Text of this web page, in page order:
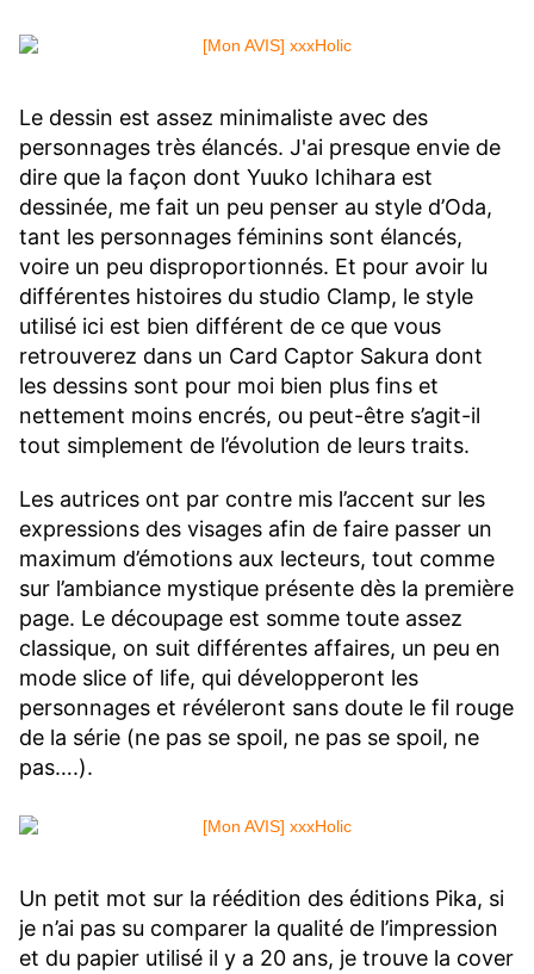
Le dessin est assez minimaliste avec des
personnages très élancés. J'ai presque envie de
dire que la façon dont Yuuko Ichihara est
dessinée, me fait un peu penser au style d’Oda,
tant les personnages féminins sont élancés,
voire un peu disproportionnés. Et pour avoir lu
différentes histoires du studio Clamp, le style
utilisé ici est bien différent de ce que vous
retrouverez dans un Card Captor Sakura dont
les dessins sont pour moi bien plus fins et
nettement moins encrés, ou peut-être s’agit-il
tout simplement de l’évolution de leurs traits.
Les autrices ont par contre mis l’accent sur les
expressions des visages afin de faire passer un
maximum d’émotions aux lecteurs, tout comme
sur l’ambiance mystique présente dès la première
page. Le découpage est somme toute assez
classique, on suit différentes affaires, un peu en
mode slice of life, qui développeront les
personnages et révéleront sans doute le fil rouge
de la série (ne pas se spoil, ne pas se spoil, ne
pas….).
Un petit mot sur la réédition des éditions Pika, si
je n’ai pas su comparer la qualité de l’impression
et du papier utilisé il y a 20 ans, je trouve la cover